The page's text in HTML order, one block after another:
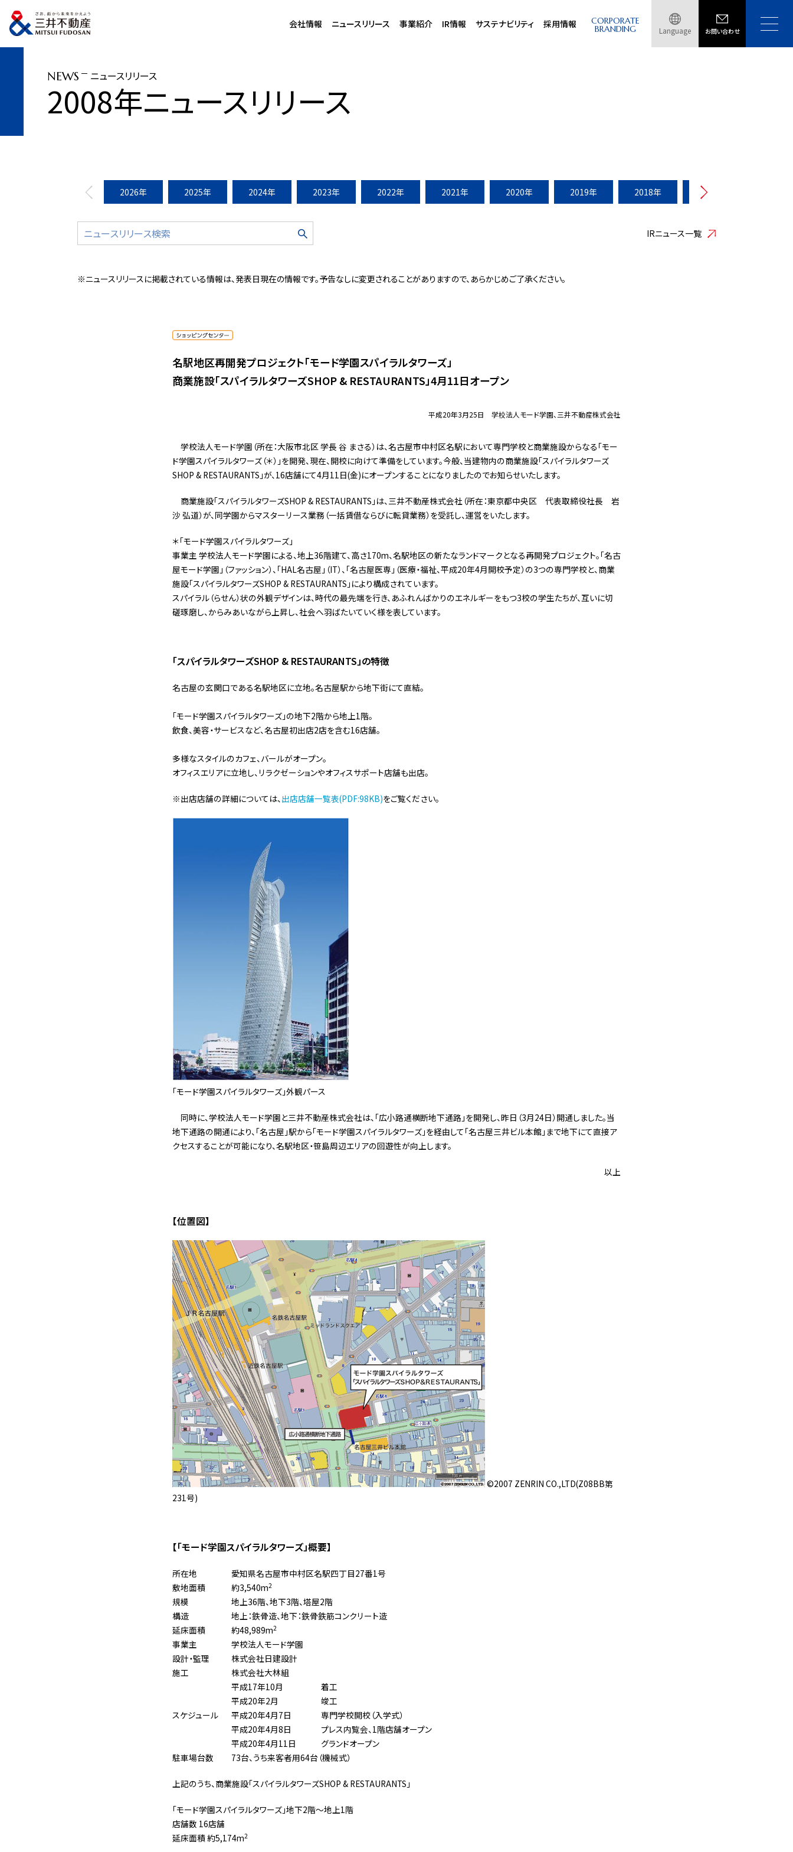
会社情報 ニュースリリース 事業紹介 IR情報 サステナビリティ 採用情報 CORPORATE
BRANDING Language お問い合わせ
トップページ ニュースリリース
NEWS ニュースリリース
2008年ニュースリリース
2026年 2025年 2024年 2023年 2022年 2021年 2020年 2019年 2018年 2017年
IRニュース一覧
※ニュースリリースに掲載されている情報は、発表日現在の情報です。予告なしに変更されることがありますので、あらかじめご了承ください。
名駅地区再開発プロジェクト「モード学園スパイラルタワーズ」
商業施設「スパイラルタワーズSHOP & RESTAURANTS」4月11日オープン
平成20年3月25日 学校法人モード学園、三井不動産株式会社
学校法人モード学園（所在：大阪市北区 学長 谷 まさる）は、名古屋市中村区名駅において専門学校と商業施設からなる「モー
ド学園スパイラルタワーズ（＊）」を開発、現在、開校に向けて準備をしています。今般、当建物内の商業施設「スパイラルタワーズ
SHOP & RESTAURANTS」が、16店舗にて4月11日(金)にオープンすることになりましたのでお知らせいたします。
商業施設「スパイラルタワーズSHOP & RESTAURANTS」は、三井不動産株式会社（所在：東京都中央区 代表取締役社長 岩
沙 弘道）が、同学園からマスターリース業務（一括賃借ならびに転貸業務）を受託し、運営をいたします。
＊「モード学園スパイラルタワーズ」
事業主 学校法人モード学園による、地上36階建て、高さ170m、名駅地区の新たなランドマークとなる再開発プロジェクト。「名古
屋モード学園」（ファッション）、「HAL名古屋」（IT）、「名古屋医専」（医療・福祉、平成20年4月開校予定）の3つの専門学校と、商業
施設「スパイラルタワーズSHOP & RESTAURANTS」により構成されています。
スパイラル（らせん）状の外観デザインは、時代の最先端を行き、あふれんばかりのエネルギーをもつ3校の学生たちが、互いに切
磋琢磨し、からみあいながら上昇し、社会へ羽ばたいていく様を表しています。
「スパイラルタワーズSHOP & RESTAURANTS」の特徴
名古屋の玄関口である名駅地区に立地。名古屋駅から地下街にて直結。
「モード学園スパイラルタワーズ」の地下2階から地上1階。
飲食、美容・サービスなど、名古屋初出店2店を含む16店舗。
多様なスタイルのカフェ、バールがオープン。
オフィスエリアに立地し、リラクゼーションやオフィスサポート店舗も出店。
※出店店舗の詳細については、出店店舗一覧表(PDF:98KB)をご覧ください。
「モード学園スパイラルタワーズ」外観パース
同時に、学校法人モード学園と三井不動産株式会社は、「広小路通横断地下通路」を開発し、昨日（3月24日）開通しました。当
地下通路の開通により、「名古屋」駅から「モード学園スパイラルタワーズ」を経由して「名古屋三井ビル本館」まで地下にて直接ア
クセスすることが可能になり、名駅地区・笹島周辺エリアの回遊性が向上します。
以上
【位置図】
©2007 ZENRIN CO.,LTD(Z08BB第
231号)
【「モード学園スパイラルタワーズ」概要】
所在地
愛知県名古屋市中村区名駅四丁目27番1号
敷地面積
約3,540m2
規模
地上36階、地下3階、塔屋2階
構造
地上：鉄骨造、地下：鉄骨鉄筋コンクリート造
延床面積
約48,989m2
事業主
学校法人モード学園
設計・監理
株式会社日建設計
施工
株式会社大林組
スケジュール
平成17年10月
平成20年2月
平成20年4月7日
平成20年4月8日
平成20年4月11日
着工
竣工
専門学校開校（入学式）
プレス内覧会、1階店舗オープン
グランドオープン
駐車場台数
73台、うち来客者用64台（機械式）
上記のうち、商業施設「スパイラルタワーズSHOP & RESTAURANTS」
「モード学園スパイラルタワーズ」地下2階〜地上1階
店舗数 16店舗
延床面積 約5,174m2